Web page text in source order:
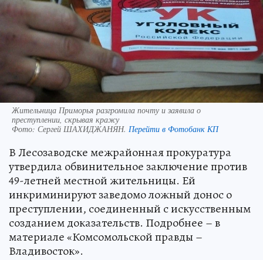
Жительница Приморья разгромила почту и заявила о
преступлении, скрывая кражу
Фото: Сергей ШАХИДЖАНЯН. Перейти в Фотобанк КП
В Лесозаводске межрайонная прокуратура
утвердила обвинительное заключение против
49-летней местной жительницы. Ей
инкриминируют заведомо ложный донос о
преступлении, соединенный с искусственным
созданием доказательств. Подробнее – в
материале «Комсомольской правды –
Владивосток».